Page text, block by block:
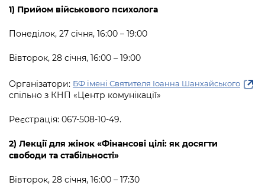
1) Прийом військового психолога
Понеділок, 27 січня, 16:00 – 19:00
Вівторок, 28 січня, 16:00 – 19:00
Організатори: БФ імені Святителя Іоанна Шанхайського
спільно з КНП «Центр комунікації»
Реєстрація: 067-508-10-49.
2) Лекції для жінок «Фінансові цілі: як досягти
свободи та стабільності»
Вівторок, 28 січня, 16:00 – 17:30